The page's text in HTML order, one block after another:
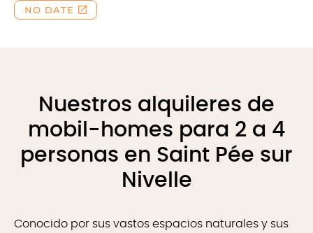
Nuestros alquileres de
mobil-homes para 2 a 4
personas en Saint Pée sur
Nivelle
Conocido por sus vastos espacios naturales y sus